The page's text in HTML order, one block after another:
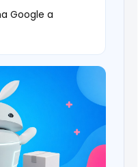
Google a